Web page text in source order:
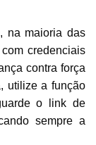
na maioria das
credenciais
contra força
utilize a função
o link de
sempre a